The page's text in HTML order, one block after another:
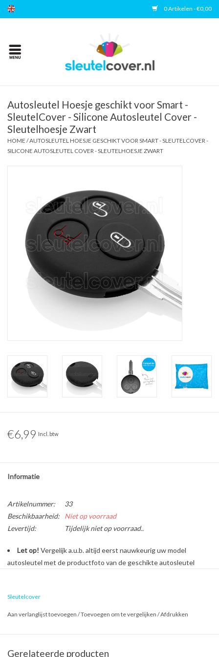
0 Artikelen - €0,00
Home
Accessoires
Veelgestelde vragen
Autosleutel Hoesje geschikt voor Smart -
SleutelCover - Silicone Autosleutel Cover -
Sleutelhoesje Zwart
HOME /AUTOSLEUTEL HOESJE GESCHIKT VOOR SMART - SLEUTELCOVER -
SILICONE AUTOSLEUTEL COVER - SLEUTELHOESJE ZWART
€6,99 Incl. btw
Informatie
Artikelnummer:
33
Beschikbaarheid:
Niet op voorraad
Levertijd:
Tijdelijk niet op voorraad..
Let op! Vergelijk a.u.b. altijd eerst nauwkeurig uw model
autosleutel met de productfoto van de geschikte autosleutel
Sleutelcover
Aan verlanglijst toevoegen /Toevoegen om te vergelijken /Afdrukken
Gerelateerde producten